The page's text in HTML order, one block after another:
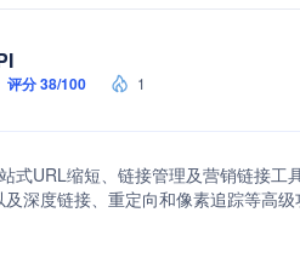
评分 38/100 1
式URL缩短、链接管理及营销链接工
深度链接、重定向和像素追踪等高